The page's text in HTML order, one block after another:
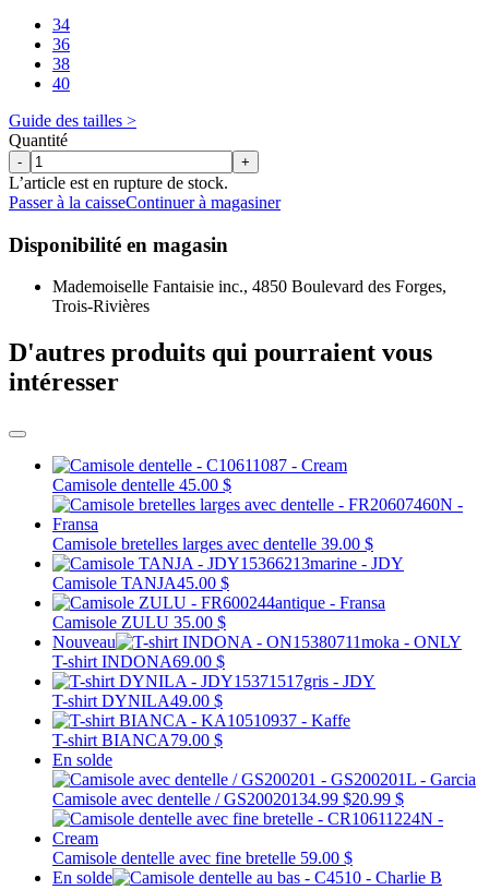
34
36
38
40
Guide des tailles >
Quantité
- +
L’article est en rupture de stock.
Passer à la caisseContinuer à magasiner
Disponibilité en magasin
Mademoiselle Fantaisie inc., 4850 Boulevard des Forges,
Trois-Rivières
D'autres produits qui pourraient vous
intéresser
Camisole dentelle 45.00 $
Camisole bretelles larges avec dentelle 39.00 $
Camisole TANJA45.00 $
Camisole ZULU 35.00 $
Nouveau
T-shirt INDONA69.00 $
T-shirt DYNILA49.00 $
T-shirt BIANCA79.00 $
En solde
Camisole avec dentelle / GS20020134.99 $20.99 $
Camisole dentelle avec fine bretelle 59.00 $
En solde